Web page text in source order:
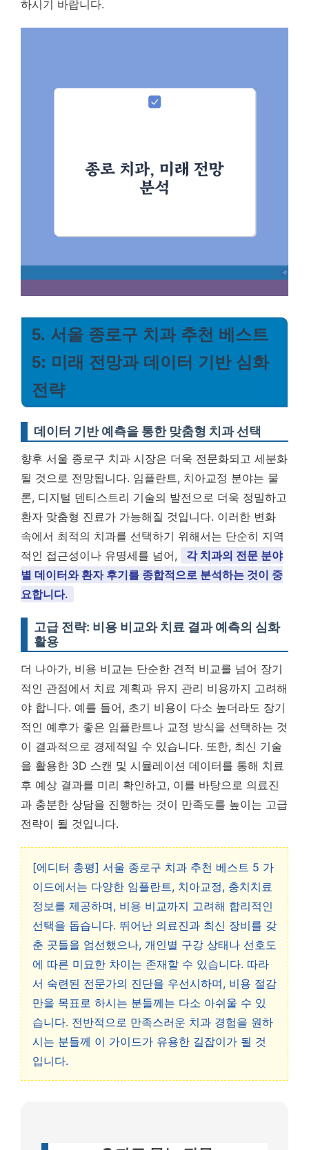
하시기 바랍니다.
5. 서울 종로구 치과 추천 베스트
5: 미래 전망과 데이터 기반 심화
전략
데이터 기반 예측을 통한 맞춤형 치과 선택
향후 서울 종로구 치과 시장은 더욱 전문화되고 세분화
될 것으로 전망됩니다. 임플란트, 치아교정 분야는 물
론, 디지털 덴티스트리 기술의 발전으로 더욱 정밀하고
환자 맞춤형 진료가 가능해질 것입니다. 이러한 변화
속에서 최적의 치과를 선택하기 위해서는 단순히 지역
적인 접근성이나 유명세를 넘어,
각 치과의 전문 분야
별 데이터와 환자 후기를 종합적으로 분석하는 것이 중
요합니다.
고급 전략: 비용 비교와 치료 결과 예측의 심화
활용
더 나아가, 비용 비교는 단순한 견적 비교를 넘어 장기
적인 관점에서 치료 계획과 유지 관리 비용까지 고려해
야 합니다. 예를 들어, 초기 비용이 다소 높더라도 장기
적인 예후가 좋은 임플란트나 교정 방식을 선택하는 것
이 결과적으로 경제적일 수 있습니다. 또한, 최신 기술
을 활용한 3D 스캔 및 시뮬레이션 데이터를 통해 치료
후 예상 결과를 미리 확인하고, 이를 바탕으로 의료진
과 충분한 상담을 진행하는 것이 만족도를 높이는 고급
전략이 될 것입니다.
[에디터 총평] 서울 종로구 치과 추천 베스트 5 가
이드에서는 다양한 임플란트, 치아교정, 충치치료
정보를 제공하며, 비용 비교까지 고려해 합리적인
선택을 돕습니다. 뛰어난 의료진과 최신 장비를 갖
춘 곳들을 엄선했으나, 개인별 구강 상태나 선호도
에 따른 미묘한 차이는 존재할 수 있습니다. 따라
서 숙련된 전문가의 진단을 우선시하며, 비용 절감
만을 목표로 하시는 분들께는 다소 아쉬울 수 있
습니다. 전반적으로 만족스러운 치과 경험을 원하
시는 분들께 이 가이드가 유용한 길잡이가 될 것
입니다.